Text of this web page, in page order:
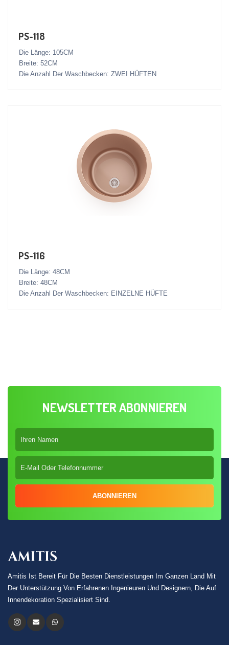
PS-118
Die Länge: 105CM
Breite: 52CM
Die Anzahl Der Waschbecken: ZWEI HÜFTEN
PS-116
Die Länge: 48CM
Breite: 48CM
Die Anzahl Der Waschbecken: EINZELNE HÜFTE
NEWSLETTER ABONNIEREN
ABONNIEREN
Amitis Ist Bereit Für Die Besten Dienstleistungen Im Ganzen Land Mit
Der Unterstützung Von Erfahrenen Ingenieuren Und Designern, Die Auf
Innendekoration Spezialisiert Sind.